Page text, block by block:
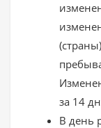
за 14
В день